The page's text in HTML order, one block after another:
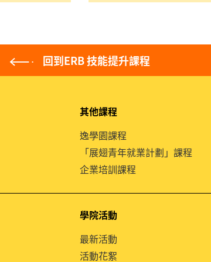
回到ERB 技能提升課程
其他課程
逸學園課程
「展翅青年就業計劃」課程
企業培訓課程
學院活動
最新活動
活動花絮